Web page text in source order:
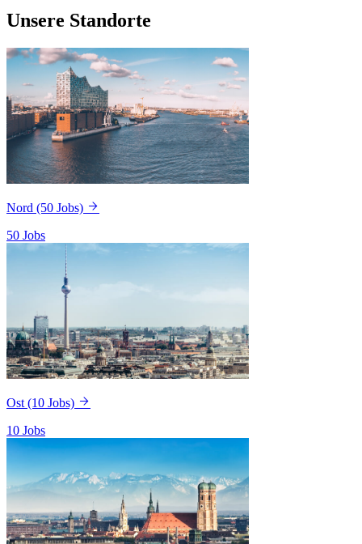
Unsere Standorte
Nord (50 Jobs)
50 Jobs
Ost (10 Jobs)
10 Jobs